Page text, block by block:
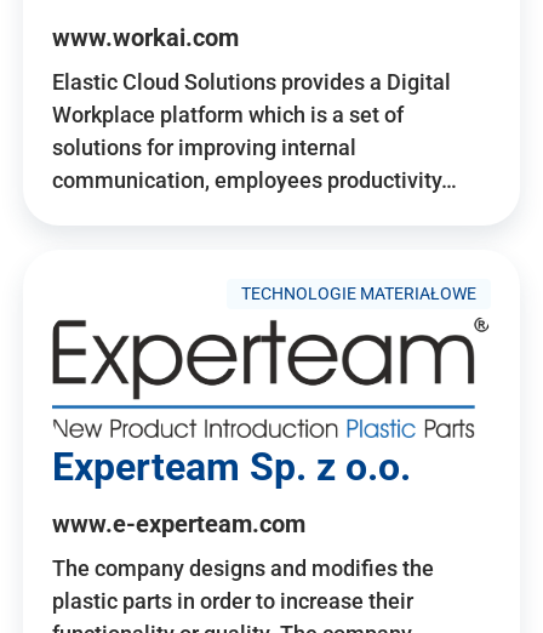
www.workai.com
Elastic Cloud Solutions provides a Digital
Workplace platform which is a set of
solutions for improving internal
communication, employees productivity…
TECHNOLOGIE MATERIAŁOWE
Experteam Sp. z o.o.
www.e-experteam.com
The company designs and modifies the
plastic parts in order to increase their